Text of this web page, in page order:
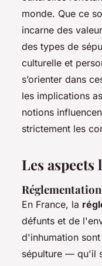
monde. Que ce
incarne des
des types de
culturelle et
s’orienter dans
les implications
notions
strictement les
Les
En France, la
défunts et de
d'inhumation
sépulture — qu'il